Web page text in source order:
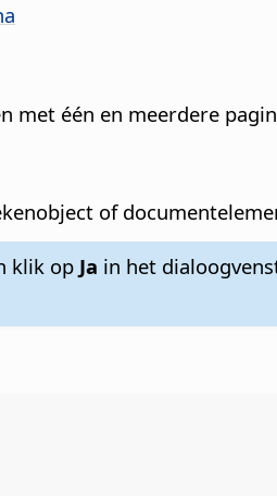
één en meerdere
of
klik op Ja in het